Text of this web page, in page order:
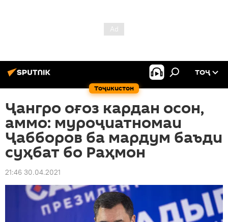
Тоҷикистон
ТОҶ
Ҷангро оғоз кардан осон,
аммо: муроҷиатномаи
Ҷабборов ба мардум баъди
суҳбат бо Раҳмон
21:46 30.04.2021